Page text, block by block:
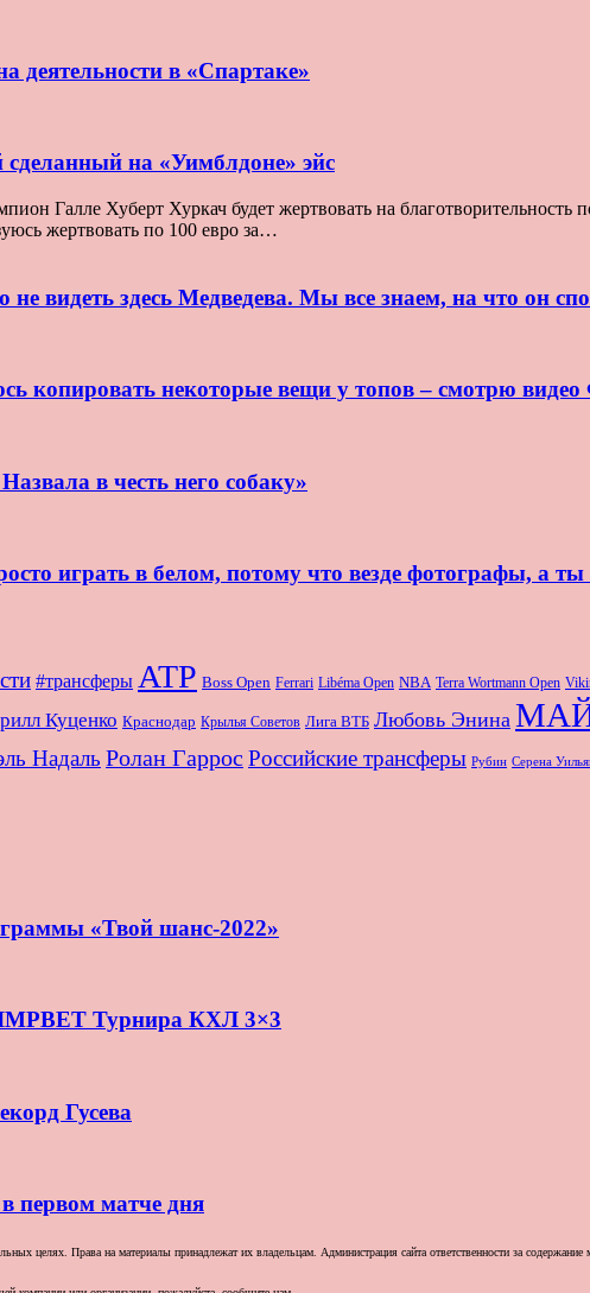
деятельности в «Спартаке»
на «Уимблдоне» эйс
Галле Хуберт Хуркач будет жертвовать на благотворительность
жертвовать по 100 евро за…
видеть здесь Медведева. Мы все знаем, на что он
копировать некоторые вещи у топов – смотрю
в честь него собаку»
играть в белом, потому что везде фотографы, а
#трансферы ATP Boss Open Ferrari Libéma Open NBA Terra Wortmann Open
Куценко Краснодар Крылья Советов Лига ВТБ Любовь Энина
Надаль Ролан Гаррос Российские трансферы Рубин Серена
«Твой шанс-2022»
Турнира КХЛ 3×3
Гусева
первом матче дня
целях. Права на материалы принадлежат их владельцам. Администрация сайта ответственности за содержание